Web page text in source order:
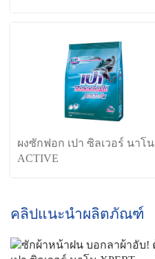
ผงซักฟอก เปา ซิลเวอร์ นาโน
ACTIVE
คลิปแนะนำผลิตภัณฑ์